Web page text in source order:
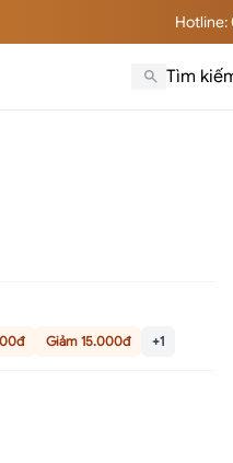
Hotline:
Giảm 15.000đ +1